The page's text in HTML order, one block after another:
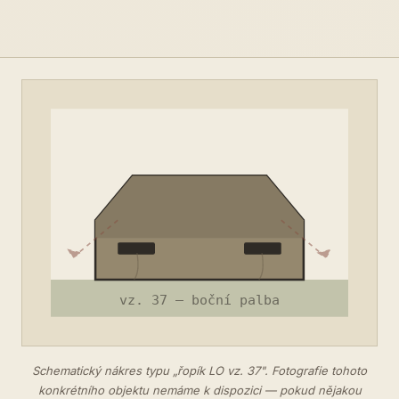
Schematický nákres typu „řopík LO vz. 37". Fotografie tohoto
konkrétního objektu nemáme k dispozici — pokud nějakou